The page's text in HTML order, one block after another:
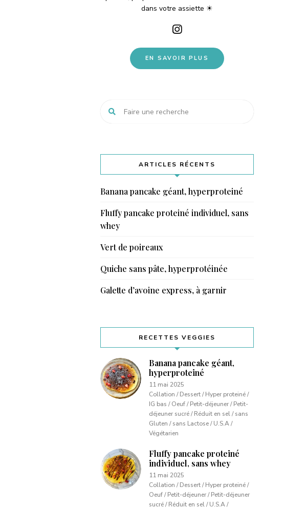
dans votre assiette ☀
EN SAVOIR PLUS
ARTICLES RÉCENTS
Banana pancake géant, hyperproteiné
Fluffy pancake proteiné individuel, sans
whey
Vert de poireaux
Quiche sans pâte, hyperprotéinée
Galette d’avoine express, à garnir
RECETTES VEGGIES
Banana pancake géant,
hyperproteiné
11 mai 2025
Collation / Dessert / Hyper proteiné /
IG bas / Oeuf / Petit-déjeuner / Petit-
déjeuner sucré / Réduit en sel / sans
Gluten / sans Lactose / U.S.A /
Végétarien
Fluffy pancake proteiné
individuel, sans whey
11 mai 2025
Collation / Dessert / Hyper proteiné /
Oeuf / Petit-déjeuner / Petit-déjeuner
sucré / Réduit en sel / U.S.A /